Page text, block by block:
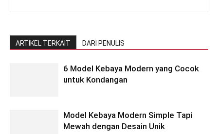
ARTIKEL TERKAIT DARI PENULIS
6 Model Kebaya Modern yang Cocok
untuk Kondangan
Model Kebaya Modern Simple Tapi
Mewah dengan Desain Unik